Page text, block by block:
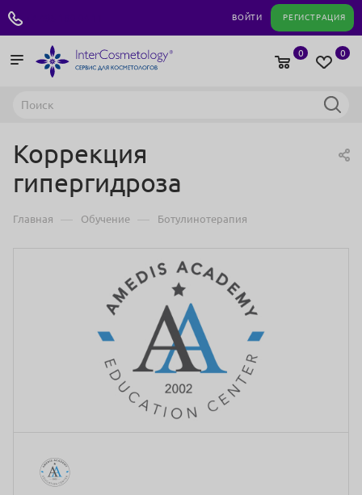
ВОЙТИ РЕГИСТРАЦИЯ
0
0
Коррекция
гипергидроза
Главная — Обучение — Ботулинотерапия